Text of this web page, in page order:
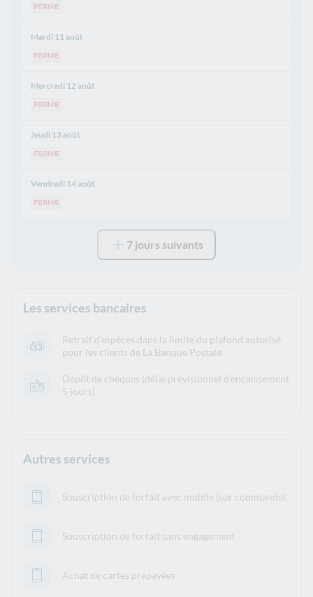
FERME
Mardi 11 août
FERME
Mercredi 12 août
FERME
Jeudi 13 août
FERME
Vendredi 14 août
FERME
7 jours suivants
Les services bancaires
Retrait d'espèces dans la limite du plafond autorisé
pour les clients de La Banque Postale
Dépôt de chèques (délai prévisionnel d’encaissement
5 jours)
Autres services
Souscription de forfait avec mobile (sur commande)
Souscription de forfait sans engagement
Achat de cartes prépayées